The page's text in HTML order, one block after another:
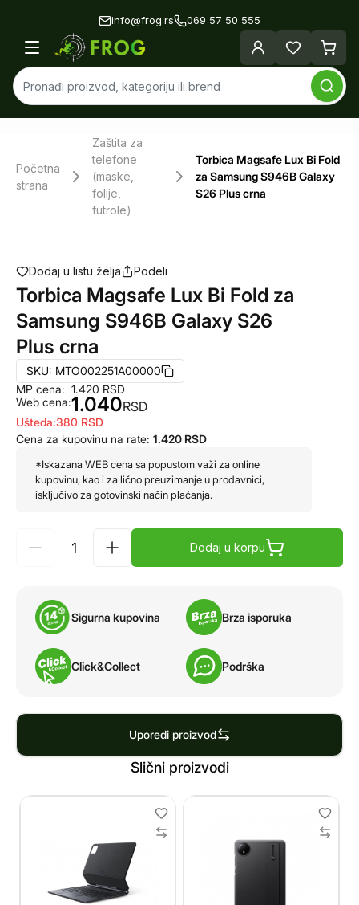
info@frog.rs 069 57 50 555
Početna
strana
Zaštita za
telefone
(maske,
folije,
futrole)
Torbica Magsafe Lux Bi Fold
za Samsung S946B Galaxy
S26 Plus crna
Dodaj u listu želja Podeli
Torbica Magsafe Lux Bi Fold za
Samsung S946B Galaxy S26
Plus crna
SKU: MTO002251A00000
MP cena:
Web cena:
1.420 RSD
1.040RSD
Ušteda:380 RSD
Cena za kupovinu na rate: 1.420 RSD
*Iskazana WEB cena sa popustom važi za online
kupovinu, kao i za lično preuzimanje u prodavnici,
isključivo za gotovinski način plaćanja.
Dodaj u korpu
Sigurna kupovina Brza isporuka
Click&Collect Podrška
Uporedi proizvod
Slični proizvodi